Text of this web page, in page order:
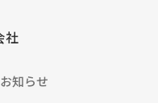
お知らせ